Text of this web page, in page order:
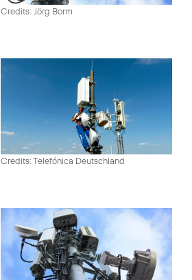
Credits: Jörg Borm
Credits: Telefónica Deutschland